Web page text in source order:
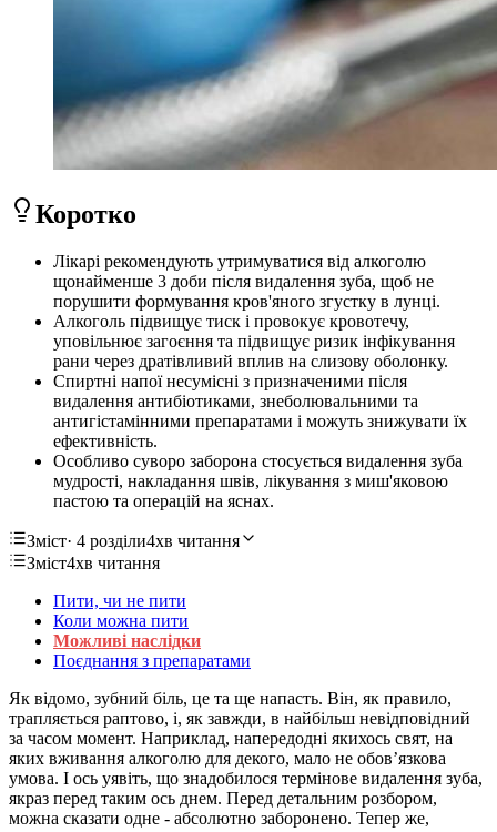
Коротко
Лікарі рекомендують утримуватися від алкоголю
щонайменше 3 доби після видалення зуба, щоб не
порушити формування кров'яного згустку в лунці.
Алкоголь підвищує тиск і провокує кровотечу,
уповільнює загоєння та підвищує ризик інфікування
рани через дратівливий вплив на слизову оболонку.
Спиртні напої несумісні з призначеними після
видалення антибіотиками, знеболювальними та
антигістамінними препаратами і можуть знижувати їх
ефективність.
Особливо суворо заборона стосується видалення зуба
мудрості, накладання швів, лікування з миш'яковою
пастою та операцій на яснах.
Зміст· 4 розділи4хв читання
Зміст4хв читання
Пити, чи не пити
Коли можна пити
Можливі наслідки
Поєднання з препаратами
Як відомо, зубний біль, це та ще напасть. Він, як правило,
трапляється раптово, і, як завжди, в найбільш невідповідний
за часом момент. Наприклад, напередодні якихось свят, на
яких вживання алкоголю для декого, мало не обов’язкова
умова. І ось уявіть, що знадобилося термінове видалення зуба,
якраз перед таким ось днем. Перед детальним розбором,
можна сказати одне - абсолютно заборонено. Тепер же,